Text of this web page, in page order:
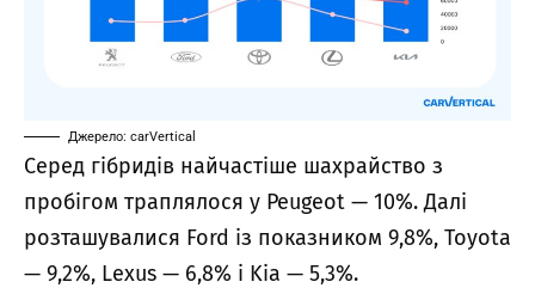
Джерело: carVertical
Серед гібридів найчастіше шахрайство з
пробігом траплялося у Peugeot — 10%. Далі
розташувалися Ford із показником 9,8%, Toyota
— 9,2%, Lexus — 6,8% і Kia — 5,3%.